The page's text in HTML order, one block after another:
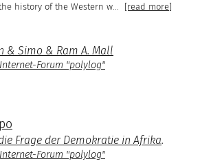
history of the Western w
[read more]
& Simo & Ram A. Mall
Internet-Forum "polylog"
Frage der Demokratie in Afrika.
Internet-Forum "polylog"